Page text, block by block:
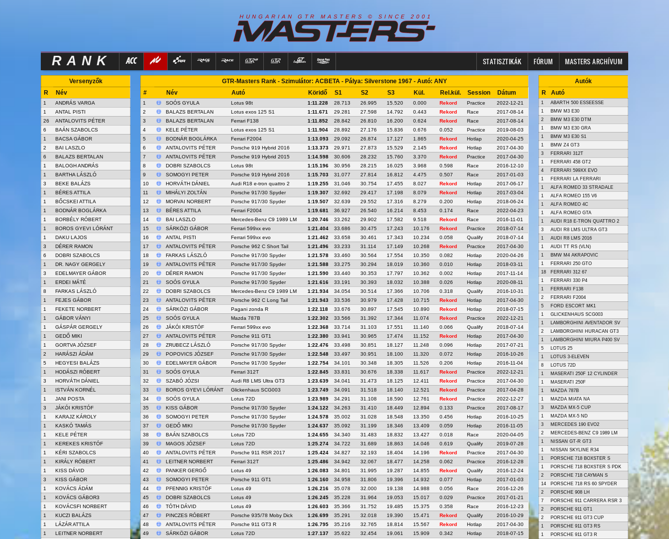
H U N G A R I A N G T R M A S T E R S © S I N C E 2 0 0 1
RANK STATISZTIKÁK FÓRUM MASTERS ARCHÍVUM
Versenyzők
R
Név
1
ANDRÁS VARGA
1
ANTAL PISTI
26
ANTALOVITS PÉTER
6
BAÁN SZABOLCS
1
BACSA GÁBOR
2
BAI LASZLO
6
BALAZS BERTALAN
1
BALOGH ANDRÁS
1
BARTHA LÁSZLÓ
3
BEKE BALÁZS
1
BÉRES ATTILA
1
BŐCSKEI ATTILA
1
BODNÁR BOGLÁRKA
1
BORBÉLY RÓBERT
1
BOROS GYEVI LÓRÁNT
1
DAKU LAJOS
3
DÉRER RAMON
6
DOBRI SZABOLCS
1
DR. NAGY GERGELY
3
EDELMAYER GÁBOR
1
ERDEI MÁTÉ
8
FARKAS LÁSZLÓ
1
FEJES GÁBOR
1
FEKETE NORBERT
1
GÁBOR VÁNYI
1
GÁSPÁR GERGELY
1
GEDŐ MIKI
1
GORTVA JÓZSEF
2
HARÁSZI ÁDÁM
5
HEGYESI BALÁZS
1
HODÁSZI RÓBERT
3
HORVÁTH DÁNIEL
1
ISTVÁN KORNÉL
1
JANI POSTA
3
JÁKÓI KRISTÓF
1
KARAJZ KÁROLY
1
KASKÓ TAMÁS
1
KELE PÉTER
1
KEREKES KRISTÓF
1
KÉRI SZABOLCS
1
KIRÁLY RÓBERT
1
KISS DÁVID
3
KISS GÁBOR
1
KOVÁCS ÁDÁM
1
KOVÁCS GÁBOR3
1
KOVÁCSFI NORBERT
1
KUCZI BALÁZS
1
LÁZÁR ATTILA
1
LEITNER NORBERT
GTR-Masters Rank - Szimulátor: ACBETA - Pálya: Silverstone 1967 - Autó: ANY
#
Név Autó Köridő S1 S2 S3 Kül. Rel.kül. Session Dátum
1 SOÓS GYULA Lotus 98t 1:11.228 28.713 26.995 15.520 0.000 Rekord Practice
2022-12-21
2
BALAZS BERTALAN Lotus exos 125 S1 1:11.671 29.281 27.598 14.792 0.443 Rekord Race
2017-08-14
3
BALAZS BERTALAN Ferrari F138 1:11.852 28.842 26.810 16.200 0.624 Rekord Race
2017-08-14
4
KELE PÉTER Lotus exos 125 S1 1:11.904 28.892 27.176 15.836 0.676 0.052 Practice
2019-08-03
5
BODNÁR BOGLÁRKA Ferrari F2004 1:13.093 29.092 26.874 17.127 1.865 Rekord Hotlap
2020-04-25
6
ANTALOVITS PÉTER Porsche 919 Hybrid 2016 1:13.373 29.971 27.873 15.529 2.145 Rekord Hotlap
2017-04-30
7
ANTALOVITS PÉTER Porsche 919 Hybrid 2015 1:14.598 30.606 28.232 15.760 3.370 Rekord Practice
2017-04-30
8
DOBRI SZABOLCS Lotus 98t 1:15.196 30.956 28.215 16.025 3.968 0.598 Race
2016-12-10
9
SOMOGYI PETER Porsche 919 Hybrid 2016 1:15.703 31.077 27.814 16.812 4.475 0.507 Race
2017-01-03
10
HORVÁTH DÁNIEL Audi R18 e-tron quattro 2 1:19.255 31.046 30.754 17.455 8.027 Rekord Hotlap
2017-06-17
11
MIHÁLYI ZOLTÁN Porsche 917/30 Spyder 1:19.307 32.692 29.417 17.198 8.079 Rekord Hotlap
2017-03-04
12
MORVAI NORBERT Porsche 917/30 Spyder 1:19.507 32.639 29.552 17.316 8.279 0.200 Hotlap
2018-06-24
13
BÉRES ATTILA Ferrari F2004 1:19.681 36.927 26.540 16.214 8.453 0.174 Race
2022-04-23
14
BAI LASZLO Mercedes-Benz C9 1989 LM 1:20.746 33.262 29.902 17.582 9.518 Rekord Race
2016-11-01
15
SÁRKÖZI GÁBOR Ferrari 599xx evo 1:21.404 33.686 30.475 17.243 10.176 Rekord Practice
2018-07-14
16
ANTAL PISTI Ferrari 599xx evo 1:21.462 33.658 30.461 17.343 10.234 0.058 Qualify
2018-07-14
17
ANTALOVITS PÉTER Porsche 962 C Short Tail 1:21.496 33.233 31.114 17.149 10.268 Rekord Practice
2017-04-30
18
FARKAS LÁSZLÓ Porsche 917/30 Spyder 1:21.578 33.460 30.564 17.554 10.350 0.082 Hotlap
2020-04-26
19
ANTALOVITS PÉTER Porsche 917/30 Spyder 1:21.588 33.275 30.294 18.019 10.360 0.010 Hotlap
2018-03-11
20
DÉRER RAMON Porsche 917/30 Spyder 1:21.590 33.440 30.353 17.797 10.362 0.002 Hotlap
2017-11-14
21
SOÓS GYULA Porsche 917/30 Spyder 1:21.616 33.191 30.393 18.032 10.388 0.026 Hotlap
2020-08-11
22
DOBRI SZABOLCS Mercedes-Benz C9 1989 LM 1:21.934 34.054 30.514 17.366 10.706 0.318 Qualify
2016-10-31
23
ANTALOVITS PÉTER Porsche 962 C Long Tail 1:21.943 33.536 30.979 17.428 10.715 Rekord Hotlap
2017-04-30
24
SÁRKÖZI GÁBOR Pagani zonda R 1:22.118 33.676 30.897 17.545 10.890 Rekord Hotlap
2018-07-15
25
SOÓS GYULA Mazda 787B 1:22.302 33.566 31.392 17.344 11.074 Rekord Practice
2022-12-21
26
JÁKÓI KRISTÓF Ferrari 599xx evo 1:22.368 33.714 31.103 17.551 11.140 0.066 Qualify
2018-07-14
27
ANTALOVITS PÉTER Porsche 911 GT1 1:22.380 33.941 30.965 17.474 11.152 Rekord Hotlap
2017-04-30
28
ZRUBECZ LÁSZLÓ Porsche 917/30 Spyder 1:22.476 33.498 30.851 18.127 11.248 0.096 Hotlap
2017-07-21
29
POPOVICS JÓZSEF Porsche 917/30 Spyder 1:22.548 33.497 30.951 18.100 11.320 0.072 Hotlap
2016-10-26
30
EDELMAYER GÁBOR Porsche 917/30 Spyder 1:22.754 34.101 30.348 18.305 11.526 0.206 Hotlap
2016-11-04
31
SOÓS GYULA Ferrari 312T 1:22.845 33.831 30.676 18.338 11.617 Rekord Practice
2022-12-21
32
SZABÓ JÓZSI Audi R8 LMS Ultra GT3 1:23.639 34.041 31.473 18.125 12.411 Rekord Practice
2017-04-30
33
BOROS GYEVI LÓRÁNT Glickenhaus SCG003 1:23.749 34.091 31.518 18.140 12.521 Rekord Practice
2017-04-28
34
SOÓS GYULA Lotus 72D 1:23.989 34.291 31.108 18.590 12.761 Rekord Practice
2022-12-27
35
KISS GÁBOR Porsche 917/30 Spyder 1:24.122 34.263 31.410 18.449 12.894 0.133 Practice
2017-08-17
36
SOMOGYI PETER Porsche 917/30 Spyder 1:24.578 35.002 31.028 18.548 13.350 0.456 Hotlap
2016-10-25
37
GEDŐ MIKI Porsche 917/30 Spyder 1:24.637 35.092 31.199 18.346 13.409 0.059 Hotlap
2016-11-05
38
BAÁN SZABOLCS Lotus 72D 1:24.655 34.340 31.483 18.832 13.427 0.018 Race
2020-04-05
39
MAGOS JÓZSEF Lotus 72D 1:25.274 34.722 31.689 18.863 14.046 0.619 Qualify
2019-07-28
40
ANTALOVITS PÉTER Porsche 911 RSR 2017 1:25.424 34.827 32.193 18.404 14.196 Rekord Practice
2017-04-30
41
LEITNER NORBERT Ferrari 312T 1:25.486 34.942 32.067 18.477 14.258 0.062 Practice
2016-12-28
42
PANKER GERGŐ Lotus 49 1:26.083 34.801 31.995 19.287 14.855 Rekord Qualify
2016-12-24
43
SOMOGYI PETER Porsche 911 GT1 1:26.160 34.958 31.806 19.396 14.932 0.077 Hotlap
2017-01-03
44
PFENNIG KRISTÓF Lotus 49 1:26.216 35.078 32.000 19.138 14.988 0.056 Race
2016-12-26
45
DOBRI SZABOLCS Lotus 49 1:26.245 35.228 31.964 19.053 15.017 0.029 Practice
2017-01-21
46
TÓTH DÁVID Lotus 49 1:26.603 35.366 31.752 19.485 15.375 0.358 Race
2016-12-23
47
PINCZES RÓBERT Porsche 935/78 Moby Dick 1:26.699 35.291 32.018 19.390 15.471 Rekord Qualify
2016-10-29
48
ANTALOVITS PÉTER Porsche 911 GT3 R 1:26.795 35.216 32.765 18.814 15.567 Rekord Hotlap
2017-04-30
49
SÁRKÖZI GÁBOR Lotus 72D 1:27.137 35.622 32.454 19.061 15.909 0.342 Hotlap
2018-07-15
Autók
R
Autó
1
ABARTH 500 ESSEESSE
1
BMW M3 E30
2
BMW M3 E30 DTM
1
BMW M3 E30 GRA
1
BMW M3 E30 S1
1
BMW Z4 GT3
3
FERRARI 312T
1
FERRARI 458 GT2
4
FERRARI 599XX EVO
1
FERRARI LA FERRARI
1
ALFA ROMEO 33 STRADALE
1
ALFA ROMEO 155 V6
1
ALFA ROMEO 4C
1
ALFA ROMEO GTA
1
AUDI R18 E-TRON QUATTRO 2
3
AUDI R8 LMS ULTRA GT3
1
AUDI R8 LMS 2016
1
AUDI TT RS (VLN)
1
BMW M4 AKRAPOVIC
1
FERRARI 250 GTO
18
FERRARI 312 67
1
FERRARI 330 P4
1
FERRARI F138
2
FERRARI F2004
5
FORD ESCORT MK1
1
GLICKENHAUS SCG003
1
LAMBORGHINI AVENTADOR SV
2
LAMBORGHINI HURACAN GT3
1
LAMBORGHINI MIURA P400 SV
5
LOTUS 25
1
LOTUS 3-ELEVEN
8
LOTUS 72D
1
MASERATI 250F 12 CYLINDER
1
MASERATI 250F
1
MAZDA 787B
1
MAZDA MIATA NA
3
MAZDA MX-5 CUP
1
MAZDA MX-5 ND
3
MERCEDES 190 EVO2
2
MERCEDES-BENZ C9 1989 LM
1
NISSAN GT-R GT3
1
NISSAN SKYLINE R34
1
PORSCHE 718 BOXSTER S
1
PORSCHE 718 BOXSTER S PDK
2
PORSCHE 718 CAYMAN S
14
PORSCHE 718 RS 60 SPYDER
2
PORSCHE 908 LH
7
PORSCHE 911 CARRERA RSR 3
2
PORSCHE 911 GT1
2
PORSCHE 911 GT3 CUP
1
PORSCHE 911 GT3 RS
1
PORSCHE 911 GT3 R